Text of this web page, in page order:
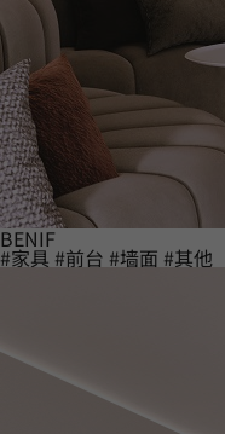
BENIF
#家具 #前台 #墙面 #其他